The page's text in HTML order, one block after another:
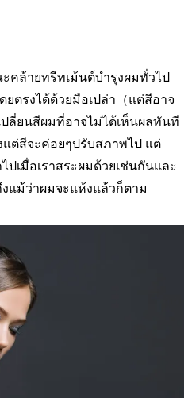
คล้ายทรีทเม้นต์บำรุงผมทั่วไป
ตรงได้ด้วยมือเปล่า（แต่สีอาจ
ลี่ยนสีผมที่อาจไม่ได้เห็นผลทันที
ต่สีจะค่อยๆปรับสภาพไป แต่
เมื่อเราสระผมด้วยเช่นกันและ
งแม้ว่าผมจะแห้งแล้วก็ตาม